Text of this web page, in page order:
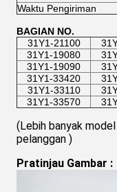
Waktu Pengiriman
BAGIAN NO.
31Y1-21100
31Y1-19080
31Y1-19090
31Y1-33420
31Y1-33110
31Y1-33570
(Lebih banyak
pelanggan )
Pratinjau Gambar :